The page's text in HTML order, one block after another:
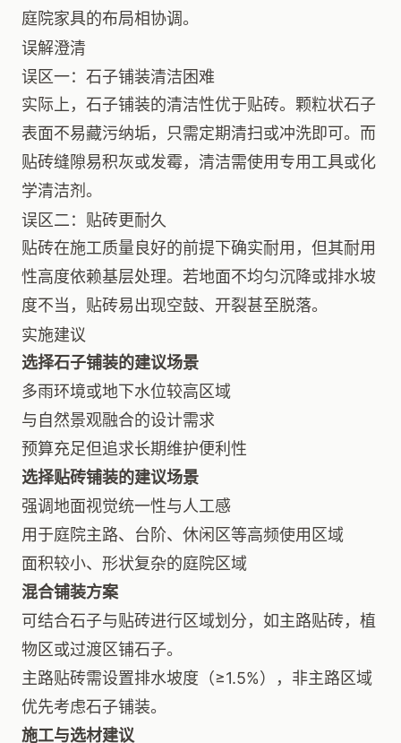
庭院家具的布局相协调。
误解澄清
误区一：石子铺装清洁困难
实际上，石子铺装的清洁性优于贴砖。颗粒状石子
表面不易藏污纳垢，只需定期清扫或冲洗即可。而
贴砖缝隙易积灰或发霉，清洁需使用专用工具或化
学清洁剂。
误区二：贴砖更耐久
贴砖在施工质量良好的前提下确实耐用，但其耐用
性高度依赖基层处理。若地面不均匀沉降或排水坡
度不当，贴砖易出现空鼓、开裂甚至脱落。
实施建议
选择石子铺装的建议场景
多雨环境或地下水位较高区域
与自然景观融合的设计需求
预算充足但追求长期维护便利性
选择贴砖铺装的建议场景
强调地面视觉统一性与人工感
用于庭院主路、台阶、休闲区等高频使用区域
面积较小、形状复杂的庭院区域
混合铺装方案
可结合石子与贴砖进行区域划分，如主路贴砖，植
物区或过渡区铺石子。
主路贴砖需设置排水坡度（≥1.5%），非主路区域
优先考虑石子铺装。
施工与选材建议